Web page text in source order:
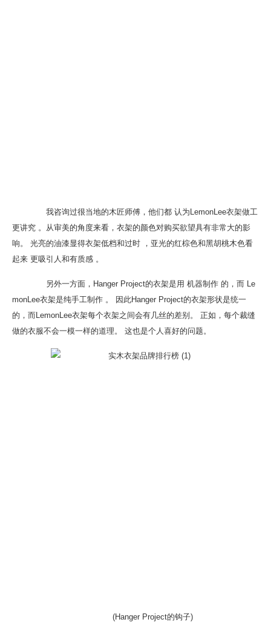
我咨询过很当地的木匠师傅，他们都 认为LemonLee衣架做工
更讲究 。从审美的角度来看，衣架的颜色对购买欲望具有非常大的影
响。 光亮的油漆显得衣架低档和过时 ，亚光的红棕色和黑胡桃木色看
起来 更吸引人和有质感 。
另外一方面，Hanger Project的衣架是用 机器制作 的，而 Le
monLee衣架是纯手工制作 。 因此Hanger Project的衣架形状是统一
的，而LemonLee衣架每个衣架之间会有几丝的差别。 正如，每个裁缝
做的衣服不会一模一样的道理。 这也是个人喜好的问题。
(Hanger Project的钩子)